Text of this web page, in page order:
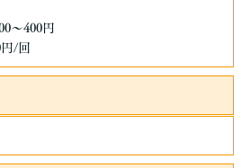
～400円
/回